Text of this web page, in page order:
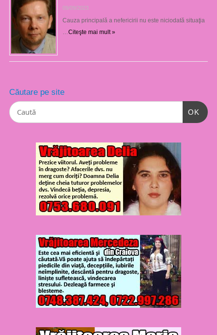
09/09/2023
Cauza principală a nefericirii nu este niciodată situaţia
…Citeşte mai mult »
Căutare pe site
OK